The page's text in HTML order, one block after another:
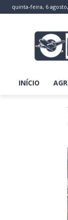
quinta-feira, 6
INÍCIO